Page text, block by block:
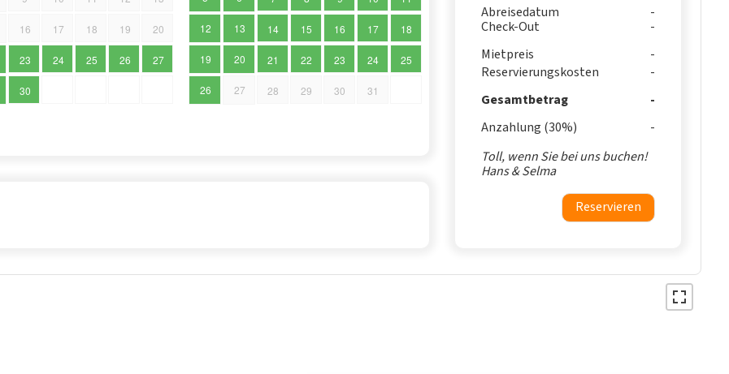
16 17 18 19 20
23 24 25 26 27
30
12 13 14 15 16 17 18
19 20 21 22 23 24 25
26 27 28 29 30 31
Abreisedatum
Check-Out
Mietpreis
Reservierungskosten
Gesamtbetrag
Anzahlung (30%)
Toll, wenn Sie bei uns buchen!
Hans & Selma
Reservieren